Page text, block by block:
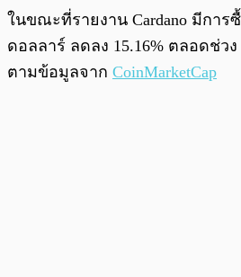
ในขณะที่รายงาน Cardano มีการ
ดอลลาร์ ลดลง 15.16% ตลอดช่ว
ตามข้อมูลจาก CoinMarketCap